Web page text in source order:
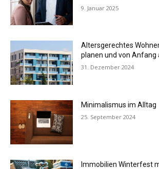
9. Januar 2025
Altersgerechtes
planen und von Anfang
31. Dezember 2024
Minimalismus im Alltag
25. September 2024
Immobilien Winterfest